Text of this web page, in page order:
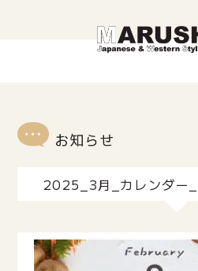
2025_3月_カレンダー